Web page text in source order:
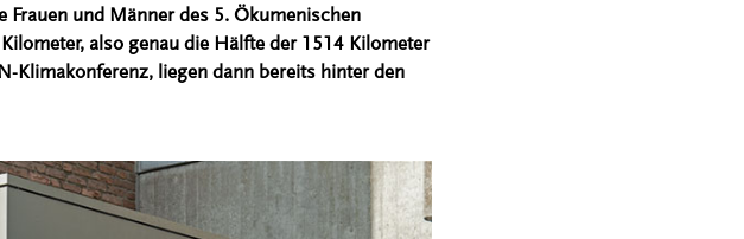
und Männer des 5. Ökumenischen
also genau die Hälfte der 1514 Kilometer
Klimakonferenz, liegen dann bereits hinter den